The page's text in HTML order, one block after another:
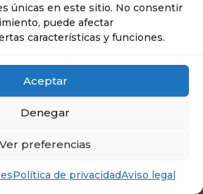
únicas en este sitio. No consentir
puede afectar
características y funciones.
Aceptar
Denegar
Ver preferencias
Política de privacidadAviso legal
| Tel: 606 635 267 | Plaza